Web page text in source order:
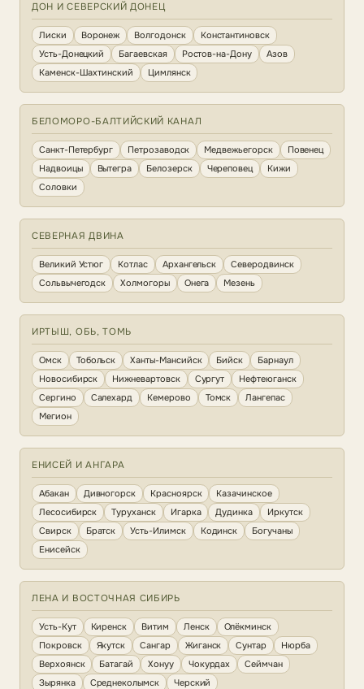
ДОН И СЕВЕРСКИЙ ДОНЕЦ
Лиски Воронеж Волгодонск
Константиновск
Усть-Донецкий
Багаевская Ростов-на-Дону
Азов
Каменск-Шахтинский
Цимлянск
БЕЛОМОРО-БАЛТИЙСКИЙ КАНАЛ
Санкт-Петербург Петрозаводск Медвежьегорск
Повенец
Надвоицы
Вытегра Белозерск Череповец
Кижи
Соловки
СЕВЕРНАЯ ДВИНА
Великий Устюг Котлас Архангельск
Северодвинск
Сольвычегодск
Холмогоры Онега Мезень
ИРТЫШ, ОБЬ, ТОМЬ
Омск Тобольск Ханты-Мансийск Бийск
Барнаул
Новосибирск
Нижневартовск Сургут
Нефтеюганск
Сергино
Салехард Кемерово Томск
Лангепас
Мегион
ЕНИСЕЙ И АНГАРА
Абакан Дивногорск Красноярск
Казачинское
Лесосибирск
Туруханск Игарка Дудинка
Иркутск
Свирск
Братск Усть-Илимск Кодинск
Богучаны
Енисейск
ЛЕНА И ВОСТОЧНАЯ СИБИРЬ
Усть-Кут Киренск Витим Ленск
Олёкминск
Покровск
Якутск Сангар Жиганск Сунтар
Нюрба
Верхоянск
Батагай Хонуу Чокурдах
Сеймчан
Зырянка
Среднеколымск Черский